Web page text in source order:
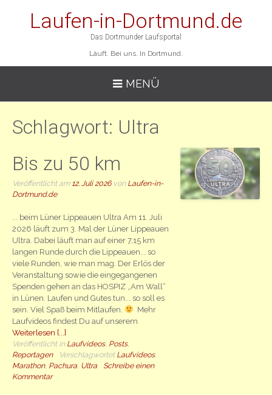
Laufen-in-Dortmund.de
Das Dortmunder Laufsportal
Läuft. Bei uns. In Dortmund.
MENÜ
Schlagwort: Ultra
Bis zu 50 km
Veröffentlicht am 12. Juli 2026von Laufen-in-
Dortmund.de
... beim Lüner Lippeauen Ultra Am 11. Juli
2026 läuft zum 3. Mal der Lüner Lippeauen
Ultra. Dabei läuft man auf einer 7,15 km
langen Runde durch die Lippeauen... so
viele Runden, wie man mag. Der Erlös der
Veranstaltung sowie die eingegangenen
Spenden gehen an das HOSPIZ „Am Wall“
in Lünen. Laufen und Gutes tun... so soll es
sein. Viel Spaß beim Mitlaufen.
Mehr
Laufvideos findest Du auf unserem
Weiterlesen [...]
Veröffentlicht in Laufvideos, Posts,
Reportagen
Verschlagwortet Laufvideos,
Marathon, Pachura, Ultra
Schreibe einen
Kommentar